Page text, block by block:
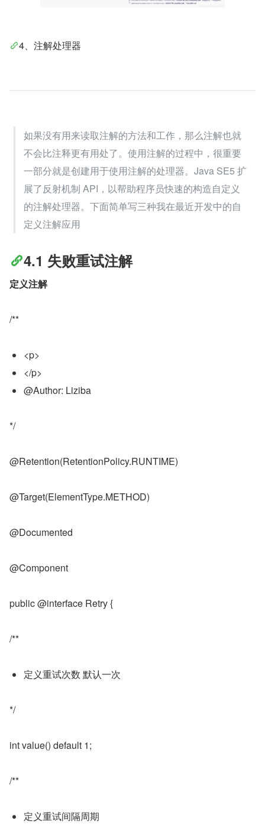
4、注解处理器
如果没有用来读取注解的方法和工作，那么注解也就
不会比注释更有用处了。使用注解的过程中，很重要
一部分就是创建用于使用注解的处理器。Java SE5 扩
展了反射机制 API，以帮助程序员快速的构造自定义
的注解处理器。下面简单写三种我在最近开发中的自
定义注解应用
4.1 失败重试注解
定义注解
/**
<p>
</p>
@Author: Liziba
*/
@Retention(RetentionPolicy.RUNTIME)
@Target(ElementType.METHOD)
@Documented
@Component
public @interface Retry {
/**
定义重试次数 默认一次
*/
int value() default 1;
/**
定义重试间隔周期